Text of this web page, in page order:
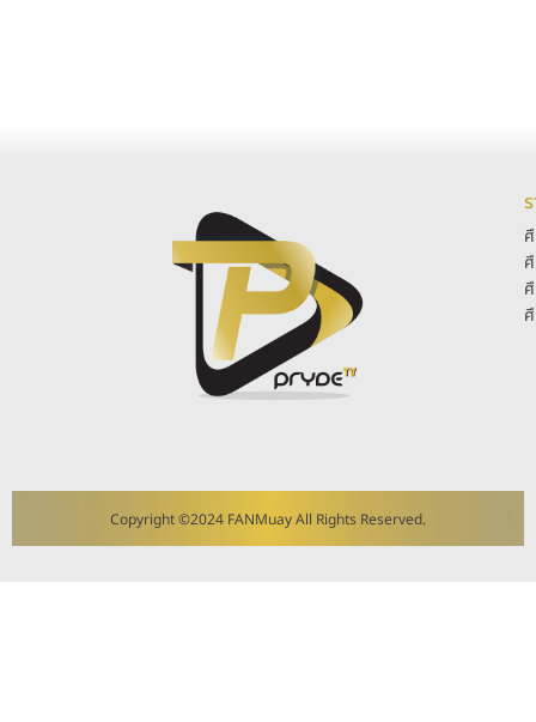
Copyright ©2024 FANMuay All Rights Reserved.